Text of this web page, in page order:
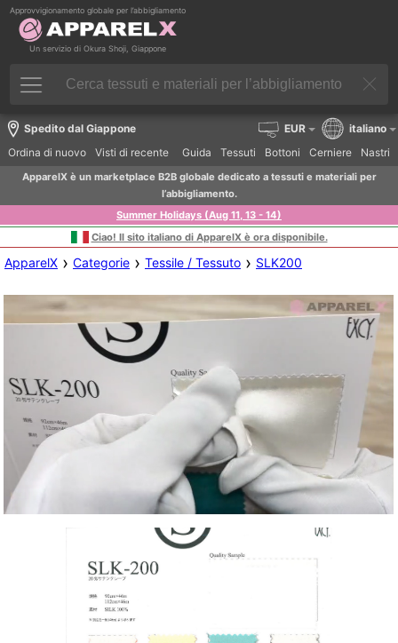
Approvvigionamento globale per l’abbigliamento
Un servizio di Okura Shoji, Giappone
Spedito dal Giappone
Ordina di nuovo
Visti di recente Guida Tessuti Bottoni Cerniere Nastri
EUR italiano
ApparelX è un marketplace B2B globale dedicato a tessuti e materiali per
l’abbigliamento.
Summer Holidays (Aug 11, 13 - 14)
Ciao! Il sito italiano di ApparelX è ora disponibile.
ApparelX › Categorie › Tessile / Tessuto › SLK200